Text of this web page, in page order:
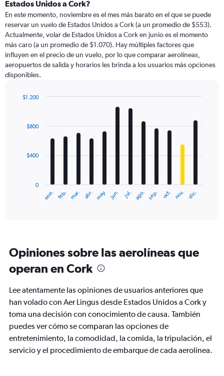
Estados Unidos a Cork?
En este momento, noviembre es el mes más barato en el que se puede
reservar un vuelo de Estados Unidos a Cork (a un promedio de $553).
Actualmente, volar de Estados Unidos a Cork en junio es el momento
más caro (a un promedio de $1.070). Hay múltiples factores que
influyen en el precio de un vuelo, por lo que comparar aerolíneas,
aeropuertos de salida y horarios les brinda a los usuarios más opciones
disponibles.
with
The
categories.
chart
1
Y
axis
values.
Range:
0
ene. feb. mar. abr. may. jun. jul. ago. sep. oct. nov. dic.
0
$400
$800
$1.200
Opiniones sobre las aerolíneas que
operan en Cork
Lee atentamente las opiniones de usuarios anteriores que
han volado con Aer Lingus desde Estados Unidos a Cork y
toma una decisión con conocimiento de causa. También
puedes ver cómo se comparan las opciones de
entretenimiento, la comodidad, la comida, la tripulación, el
servicio y el procedimiento de embarque de cada aerolínea.